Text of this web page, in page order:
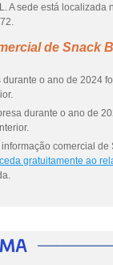
A sede está localizada
de Snack
o ano de 2024
durante o ano de
comercial de
gratuitamente ao